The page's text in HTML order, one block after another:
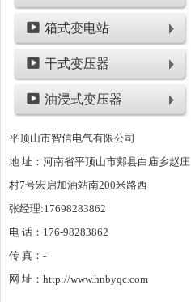
箱式变电站
干式变压器
油浸式变压器
平顶山市智信电气有限公司
地 址：河南省平顶山市郏县白庙乡赵庄
村7号宏启加油站南200米路西
张经理:17698283862
电 话：176-98283862
传 真：-
网 址：http://www.hnbyqc.com